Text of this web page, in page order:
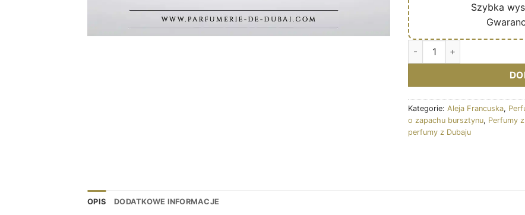
Szybka
Ilość Eau de parfum
Kategorie: Aleja Francuska,
o zapachu bursztynu, Perfumy
perfumy z Dubaju
OPIS DODATKOWE INFORMACJE